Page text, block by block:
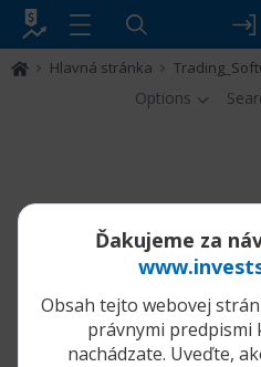
Hlavná stránka
Options
Ďakujeme za
Obsah tejto webovej
právnymi predpismi
nachádzate. Uveďte,